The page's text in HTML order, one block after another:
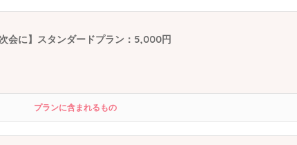
会に】スタンダードプラン：5,000円
プランに含まれるもの